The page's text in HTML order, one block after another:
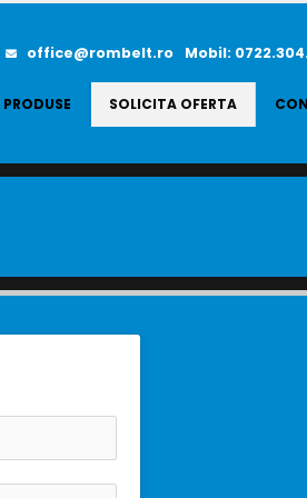
office@rombelt.ro Mobil:
PRODUSE SOLICITA OFERTA